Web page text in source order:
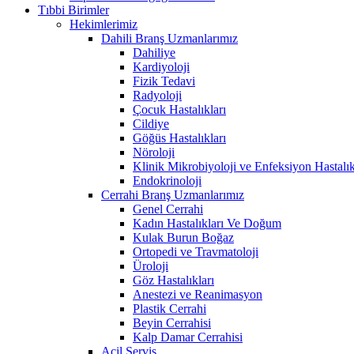
Tıbbi Birimler
Hekimlerimiz
Dahili Branş Uzmanlarımız
Dahiliye
Kardiyoloji
Fizik Tedavi
Radyoloji
Çocuk Hastalıkları
Cildiye
Göğüs Hastalıkları
Nöroloji
Klinik Mikrobiyoloji ve Enfeksiyon
Endokrinoloji
Cerrahi Branş Uzmanlarımız
Genel Cerrahi
Kadın Hastalıkları Ve Doğum
Kulak Burun Boğaz
Ortopedi ve Travmatoloji
Üroloji
Göz Hastalıkları
Anestezi ve Reanimasyon
Plastik Cerrahi
Beyin Cerrahisi
Kalp Damar Cerrahisi
Acil Servis